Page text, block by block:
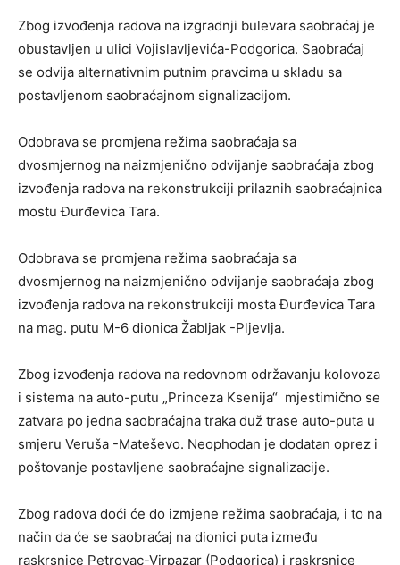
Zbog izvođenja radova na izgradnji bulevara saobraćaj je
obustavljen u ulici Vojislavljevića-Podgorica. Saobraćaj
se odvija alternativnim putnim pravcima u skladu sa
postavljenom saobraćajnom signalizacijom.
Odobrava se promjena režima saobraćaja sa
dvosmjernog na naizmjenično odvijanje saobraćaja zbog
izvođenja radova na rekonstrukciji prilaznih saobraćajnica
mostu Đurđevica Tara.
Odobrava se promjena režima saobraćaja sa
dvosmjernog na naizmjenično odvijanje saobraćaja zbog
izvođenja radova na rekonstrukciji mosta Đurđevica Tara
na mag. putu M-6 dionica Žabljak -Pljevlja.
Zbog izvođenja radova na redovnom održavanju kolovoza
i sistema na auto-putu „Princeza Ksenija“ mjestimično se
zatvara po jedna saobraćajna traka duž trase auto-puta u
smjeru Veruša -Mateševo. Neophodan je dodatan oprez i
poštovanje postavljene saobraćajne signalizacije.
Zbog radova doći će do izmjene režima saobraćaja, i to na
način da će se saobraćaj na dionici puta između
raskrsnice Petrovac-Virpazar (Podgorica) i raskrsnice